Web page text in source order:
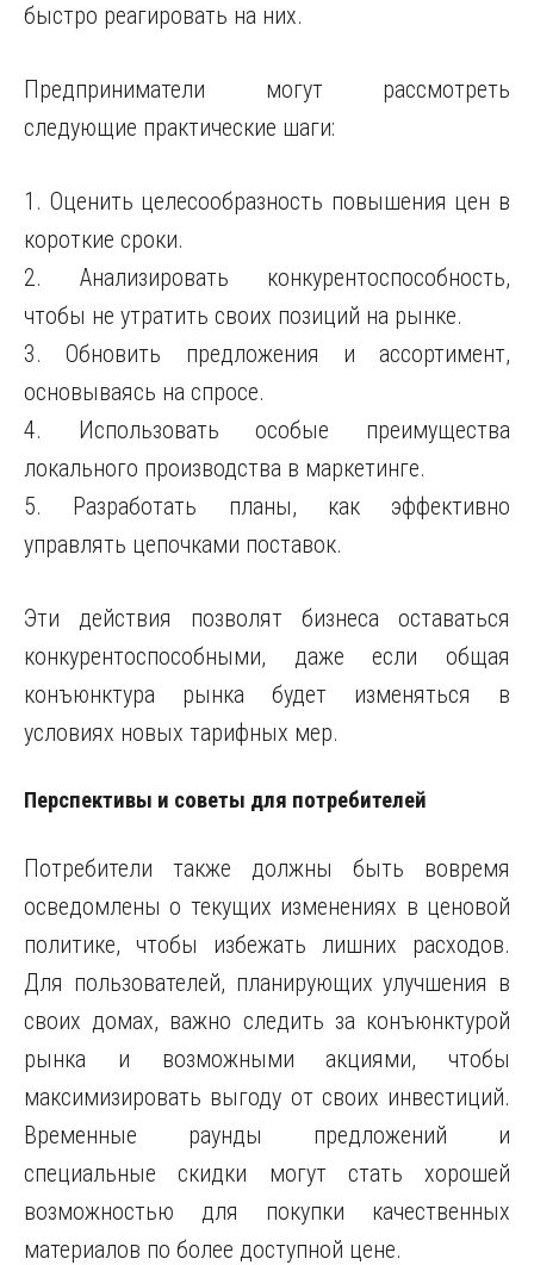
быстро реагировать на них.
Предприниматели могут рассмотреть
следующие практические шаги:
1. Оценить целесообразность повышения цен в
короткие сроки.
2. Анализировать конкурентоспособность,
чтобы не утратить своих позиций на рынке.
3. Обновить предложения и ассортимент,
основываясь на спросе.
4. Использовать особые преимущества
локального производства в маркетинге.
5. Разработать планы, как эффективно
управлять цепочками поставок.
Эти действия позволят бизнеса оставаться
конкурентоспособными, даже если общая
конъюнктура рынка будет изменяться в
условиях новых тарифных мер.
Перспективы и советы для потребителей
Потребители также должны быть вовремя
осведомлены о текущих изменениях в ценовой
политике, чтобы избежать лишних расходов.
Для пользователей, планирующих улучшения в
своих домах, важно следить за конъюнктурой
рынка и возможными акциями, чтобы
максимизировать выгоду от своих инвестиций.
Временные раунды предложений и
специальные скидки могут стать хорошей
возможностью для покупки качественных
материалов по более доступной цене.